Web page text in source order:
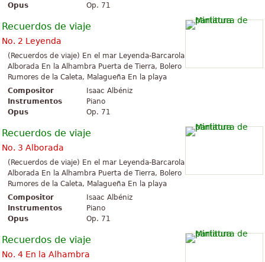
Opus
Op. 71
Recuerdos de viaje
No. 2 Leyenda
(Recuerdos de viaje) En el mar Leyenda-Barcarola
Alborada En la Alhambra Puerta de Tierra, Bolero
Rumores de la Caleta, Malagueña En la playa
Compositor
Isaac Albéniz
Instrumentos
Piano
Opus
Op. 71
Recuerdos de viaje
No. 3 Alborada
(Recuerdos de viaje) En el mar Leyenda-Barcarola
Alborada En la Alhambra Puerta de Tierra, Bolero
Rumores de la Caleta, Malagueña En la playa
Compositor
Isaac Albéniz
Instrumentos
Piano
Opus
Op. 71
Recuerdos de viaje
No. 4 En la Alhambra